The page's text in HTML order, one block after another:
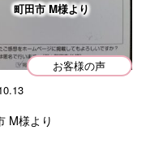
町田市 M様より
お客様の声
M様より